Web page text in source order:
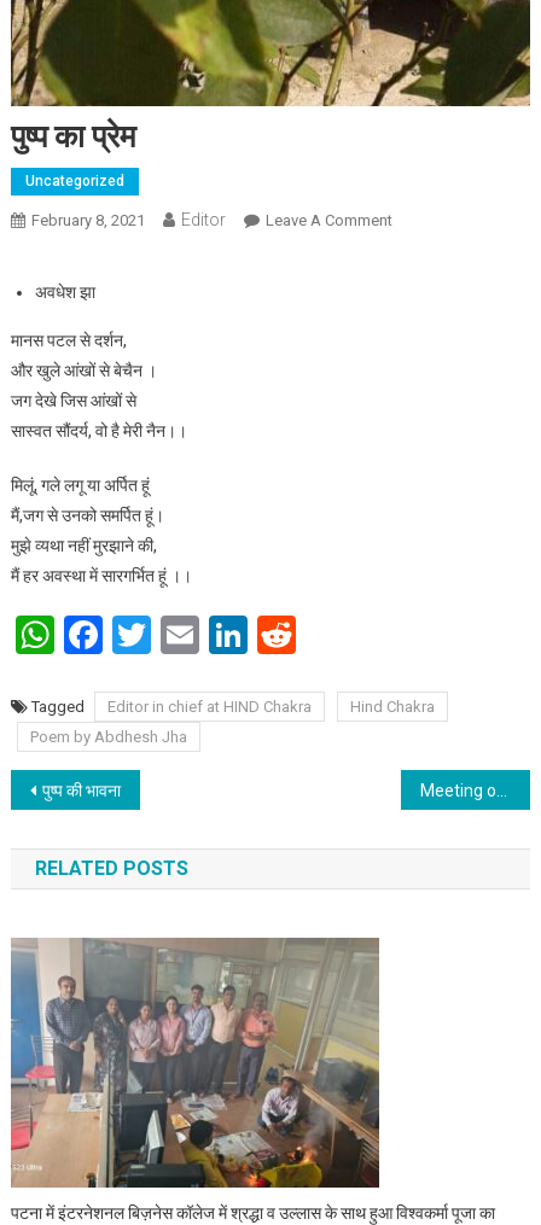
पुष्प का प्रेम
Uncategorized
February 8, 2021 Editor Leave A CommentOn पुष्प का प्रेम
अवधेश झा
मानस पटल से दर्शन,
और खुले आंखों से बेचैन ।
जग देखे जिस आंखों से
सास्वत सौंदर्य, वो है मेरी नैन।।
मिलूं, गले लगू या अर्पित हूं
मैं,जग से उनको समर्पित हूं।
मुझे व्यथा नहीं मुरझाने की,
मैं हर अवस्था में सारगर्भित हूं ।।
WhatsApp
Facebook
Twitter
EmailLinkedIn
Tagged Editor in chief at HIND Chakra
Hind Chakra
Poem by Abdhesh Jha
Post navigation
पुष्प की भावना Meeting of Kurash association of Punjab held
RELATED POSTS
पटना में इंटरनेशनल बिज़नेस कॉलेज में श्रद्धा व उल्लास के साथ हुआ विश्वकर्मा पूजा का